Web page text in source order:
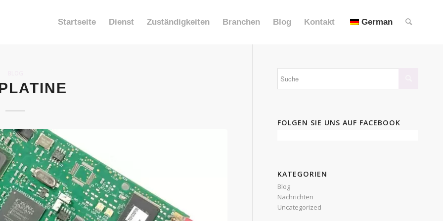
Startseite Dienst Zuständigkeiten Branchen Blog Kontakt German
FOLGEN SIE UNS AUF FACEBOOK
KATEGORIEN
Blog
Nachrichten
Uncategorized